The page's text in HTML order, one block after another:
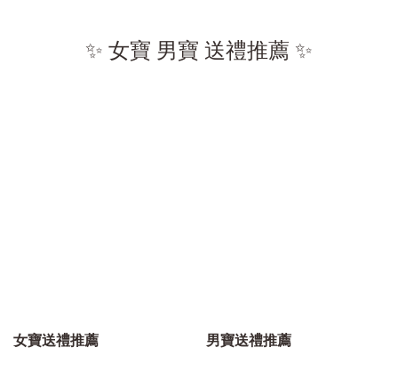
✨ 女寶 男寶 送禮推薦 ✨
女寶送禮推薦 男寶送禮推薦